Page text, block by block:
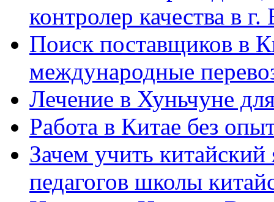
контролер качества в
Поиск поставщиков в
международные
Лечение в Хуньчуне
Работа в Китае без
Зачем учить
педагогов школы